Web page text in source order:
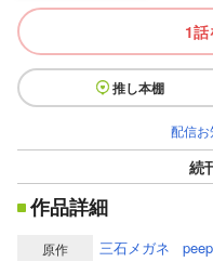
1
推し本棚
配信
続
作品詳細
原作 三石メガネ peep